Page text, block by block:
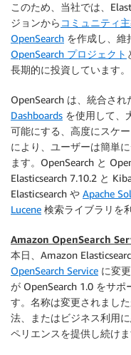
このため、当社では、
ジョンから コミュニティ
OpenSearch を作成し、維
OpenSearch プロジェクト
長期的に投資しています。
OpenSearch は、統合さ
Dashboards を使用して、
可能にする、高度にスケ
により、ユーザーは簡単
ます。OpenSearch と
Elasticsearch 7.10.2 と
Elasticsearch や Apache
Lucene 検索ライブラリを
Amazon OpenSearch
本日、Amazon
OpenSearch Service に変
が OpenSearch 1.0 をサ
す。名称は変更されまし
法、またはビジネス利用
ペリエンスを提供し続けま